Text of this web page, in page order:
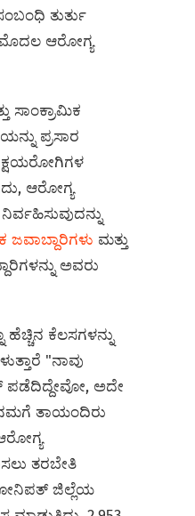
ತುರ್ತು
ಮೊದಲ ಆರೋಗ್ಯ
ಸಾಂಕ್ರಾಮಿಕ
ಪ್ರಸಾರ
ಆರೋಗ್ಯ
ಜವಾಬ್ದಾರಿಗಳು ಮತ್ತು
ಅವರು
ಹೆಚ್ಚಿನ ಕೆಲಸಗಳನ್ನು
"ನಾವು
ಪಡೆದಿದ್ದೇವೋ, ಅದೇ
ತಾಯಂದಿರು
ತರಬೇತಿ
ಜಿಲ್ಲೆಯ